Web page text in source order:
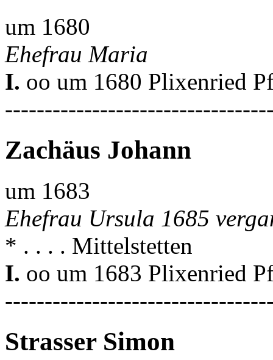
um 1680
Ehefrau Maria
I. oo um 1680 Plixenried
Zachäus Johann
um 1683
Ehefrau Ursula 1685
* . . . . Mittelstetten
I. oo um 1683 Plixenried
Strasser Simon